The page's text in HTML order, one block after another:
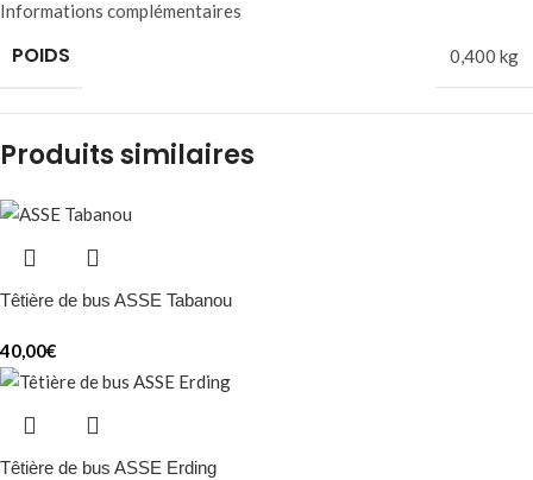
Informations complémentaires
POIDS 0,400 kg
Produits similaires
Têtière de bus ASSE Tabanou
40,00€
Têtière de bus ASSE Erding